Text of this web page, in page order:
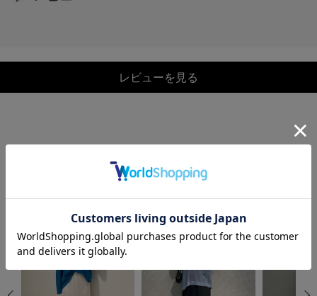
レビューを見る
COORDINATE
この商品を使ったCOORDINATE